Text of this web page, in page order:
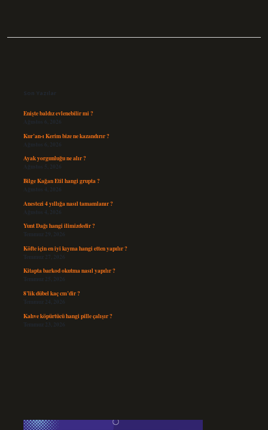
Son Yazılar
Enişte baldız evlenebilir mi ?
Ağustos 6, 2026
Kur’an-ı Kerim bize ne kazandırır ?
Ağustos 6, 2026
Ayak yorgunluğu ne alır ?
Ağustos 5, 2026
Bilge Kağan Etil hangi grupta ?
Ağustos 4, 2026
Anestezi 4 yıllığa nasıl tamamlanır ?
Ağustos 4, 2026
Yunt Dağı hangi ilimizdedir ?
Temmuz 29, 2026
Köfte için en iyi kıyma hangi etten yapılır ?
Temmuz 27, 2026
Kitapta barkod okutma nasıl yapılır ?
Temmuz 25, 2026
8’lik dübel kaç cm’dir ?
Temmuz 24, 2026
Kahve köpürtücü hangi pille çalışır ?
Temmuz 23, 2026